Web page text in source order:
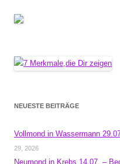
NEUESTE BEITRÄGE
Vollmond in Wassermann
29, 2026
Neumond in Krebs 14.07. –